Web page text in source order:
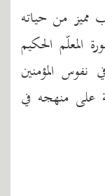
مميز من حياته
المعلّم الحكيم
نفوس المؤمنين
على منهجه في